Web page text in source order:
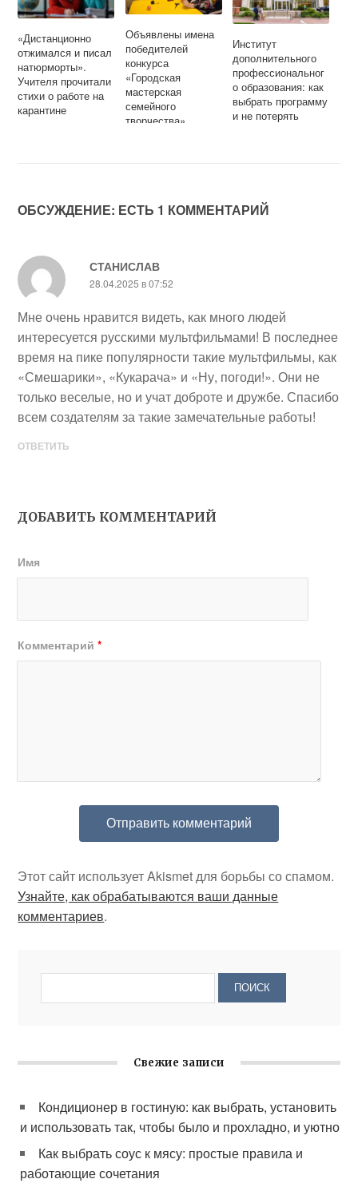
«Дистанционно
отжимался и писал
натюрморты».
Учителя прочитали
стихи о работе на
карантине
Объявлены имена
победителей
конкурса
«Городская
мастерская
семейного
творчества»
Институт
дополнительного
профессиональног
о образования: как
выбрать программу
и не потерять
ОБСУЖДЕНИЕ: ЕСТЬ 1 КОММЕНТАРИЙ
СТАНИСЛАВ
28.04.2025 в 07:52
Мне очень нравится видеть, как много людей
интересуется русскими мультфильмами! В последнее
время на пике популярности такие мультфильмы, как
«Смешарики», «Кукарача» и «Ну, погоди!». Они не
только веселые, но и учат доброте и дружбе. Спасибо
всем создателям за такие замечательные работы!
ОТВЕТИТЬ
ДОБАВИТЬ КОММЕНТАРИЙ
Имя
Комментарий*
Этот сайт использует Akismet для борьбы со спамом.
Узнайте, как обрабатываются ваши данные
комментариев.
Свежие записи
Кондиционер в гостиную: как выбрать, установить
и использовать так, чтобы было и прохладно, и уютно
Как выбрать соус к мясу: простые правила и
работающие сочетания